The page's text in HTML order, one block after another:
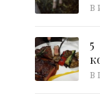
В
В